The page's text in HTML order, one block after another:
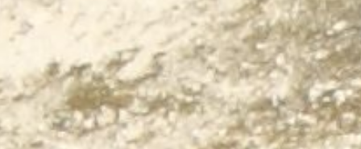
Terug naar de inhoud